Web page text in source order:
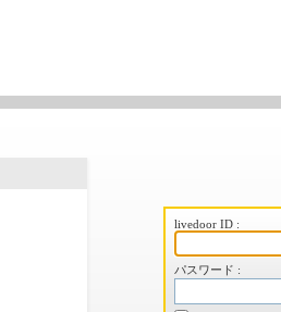
livedoor ID :
パスワード :